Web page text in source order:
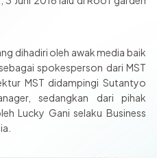
dihadiri oleh awak media baik
spokesperson dari MST
MST didampingi Sutantyo
sedangkan dari pihak
Lucky Gani selaku Business